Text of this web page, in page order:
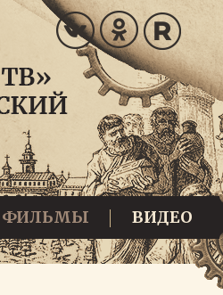
ФИЛЬМЫ ВИДЕО